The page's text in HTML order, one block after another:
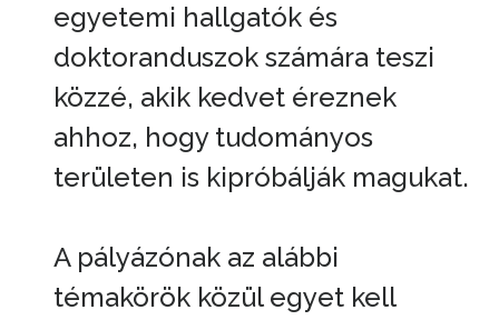
egyetemi hallgatók és
doktoranduszok számára teszi
közzé, akik kedvet éreznek
ahhoz, hogy tudományos
területen is kipróbálják magukat.
A pályázónak az alábbi
témakörök közül egyet kell